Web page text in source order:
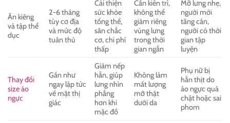
Ăn kiêng
và tập thể
dục
2-6 tháng
tùy cơ địa
và mức độ
tuân thủ
Cải thiện
sức khỏe
tổng thể,
săn chắc
cơ, chi phí
thấp
Cần kiên trì,
không thể
giảm riêng
vùng lưng
trong thời
gian ngắn
Mỡ lưng nhẹ,
người mới
tăng cân,
người có thời
gian tập
luyện
Thay đổi
size áo
ngực
Gần như
ngay lập tức
về mặt thị
giác
Giảm nếp
hằn, giúp
lưng nhìn
phẳng
hơn khi
mặc đồ
Không làm
mất lượng
mỡ thật
dưới da
Phụ nữ bị
hằn thịt do
áo ngực quá
chật hoặc sai
phom